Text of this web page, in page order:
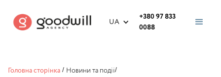
UA
+380 97 833
0088
Головна сторінка / Новини та події/